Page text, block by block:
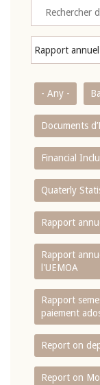
- Any -
Documents
Financial
Quaterly
Rapport
Rapport
l'UEMOA
Rapport
paiement
Report on
Report on